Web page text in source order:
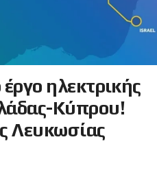
ηλεκτρικής
Κύπρου!
Λευκωσίας